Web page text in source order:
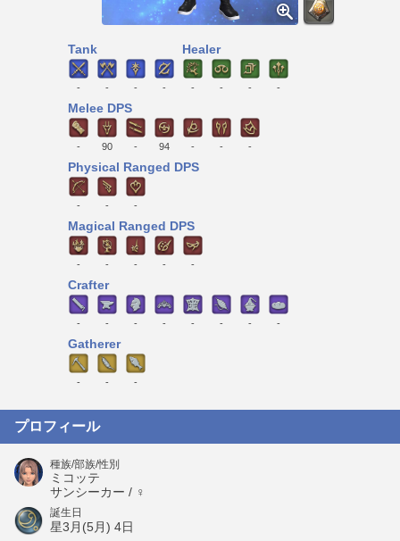
Tank
- - - -
Healer
- - - -
Melee DPS
- 90 - 94 - - -
Physical Ranged DPS
- - -
Magical Ranged DPS
- - - - -
Crafter
- - - - - - - -
Gatherer
- - -
プロフィール
種族/部族/性別
ミコッテ
サンシーカー / ♀
誕生日
星3月(5月) 4日